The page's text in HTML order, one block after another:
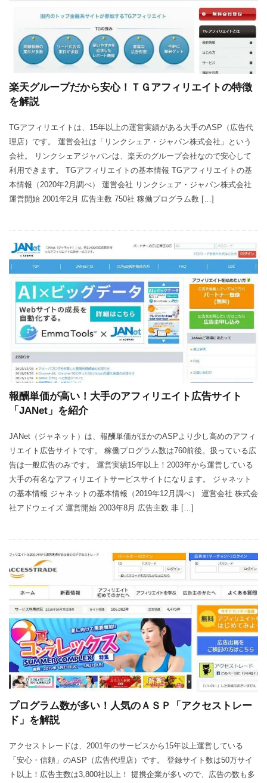
楽天グループだから安心！ＴＧアフィリエイトの特徴
を解説
TGアフィリエイトは、15年以上の運営実績がある大手のASP（広告代
理店）です。 運営会社は「リンクシェア・ジャパン株式会社」という
会社。 リンクシェアジャパンは、楽天のグループ会社なので安心して
利用できます。 TGアフィリエイトの基本情報 TGアフィリエイトの基
本情報（2020年2月調べ） 運営会社 リンクシェア・ジャパン株式会社
運営開始 2001年2月 広告主数 750社 稼働プログラム数 […]
報酬単価が高い！大手のアフィリエイト広告サイト
「JANet」を紹介
JANet（ジャネット）は、報酬単価がほかのASPより少し高めのアフィ
リエイト広告サイトです。 稼働プログラム数は760前後。扱っている広
告は一般広告のみです。 運営実績15年以上！2003年から運営している
大手の有名なアフィリエイトサービスサイトになります。 ジャネット
の基本情報 ジャネットの基本情報（2019年12月調べ） 運営会社 株式会
社アドウェイズ 運営開始 2003年8月 広告主数 非 […]
プログラム数が多い！人気のＡＳＰ「アクセストレー
ド」を解説
アクセストレードは、2001年のサービスから15年以上運営している
「安心・信頼」のASP（広告代理店）です。 登録サイト数は50万サイ
ト以上！広告主数は3,800社以上！ 提携企業が多いので、広告の数も多